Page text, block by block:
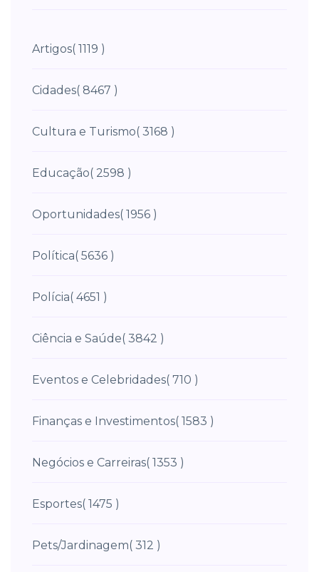
Artigos( 1119 )
Cidades( 8467 )
Cultura e Turismo( 3168 )
Educação( 2598 )
Oportunidades( 1956 )
Política( 5636 )
Polícia( 4651 )
Ciência e Saúde( 3842 )
Eventos e Celebridades( 710 )
Finanças e Investimentos( 1583 )
Negócios e Carreiras( 1353 )
Esportes( 1475 )
Pets/Jardinagem( 312 )